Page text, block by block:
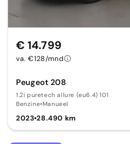
Peugeot 208
1.2i puretech allure (eu6.4) 101
Benzine•Manueel
2023•28.490 km
€ 14.799
va. €128/mnd